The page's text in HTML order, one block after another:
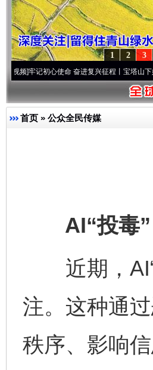
3
2
1
初心使命 奋进复兴征程丨宝塔山下好光景..·[
首页 » 公众全民传媒
AI“投毒”
近期，AI“
注。这种通
秩序、影响